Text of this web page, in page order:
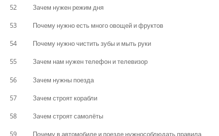
52 Зачем нужен режим дня
53 Почему нужно есть много овощей и фруктов
54 Почему нужно чистить зубы и мыть руки
55 Зачем нам нужен телефон и телевизор
56 Зачем нужны поезда
57 Зачем строят корабли
58 Зачем строят самолёты
59 Почему в автомобиле и поезде нужнособлюдать правила